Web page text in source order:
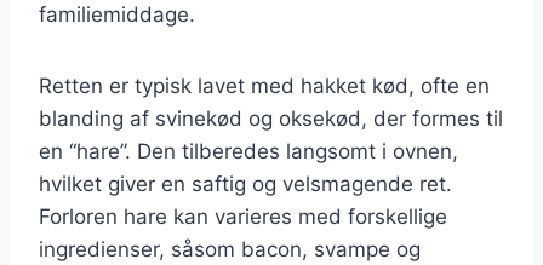
familiemiddage.
Retten er typisk lavet med hakket kød, ofte en
blanding af svinekød og oksekød, der formes til
en “hare”. Den tilberedes langsomt i ovnen,
hvilket giver en saftig og velsmagende ret.
Forloren hare kan varieres med forskellige
ingredienser, såsom bacon, svampe og